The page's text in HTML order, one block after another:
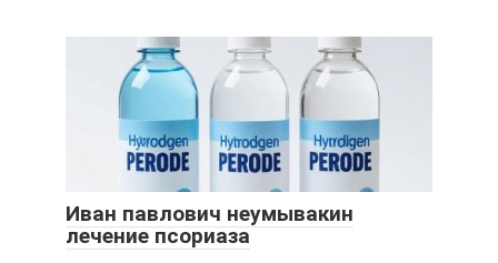
Иван павлович неумывакин
лечение псориаза